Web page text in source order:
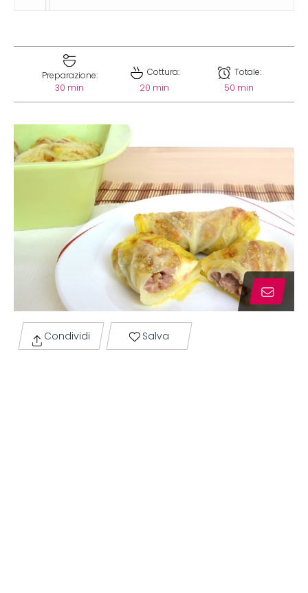
Preparazione:
30 min
Cottura:
20 min
Totale:
50 min
Condividi Salva